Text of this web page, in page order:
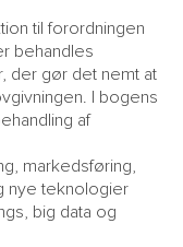
til forordningen
behandles
der gør det nemt at
I bogens
af
markedsføring,
nye teknologier
big data og